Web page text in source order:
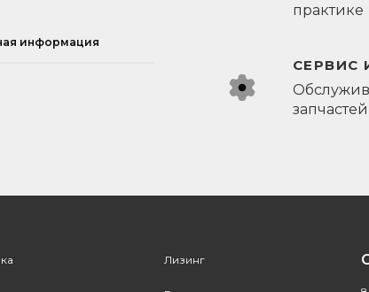
информация
практике
СЕРВИС
Лизинг